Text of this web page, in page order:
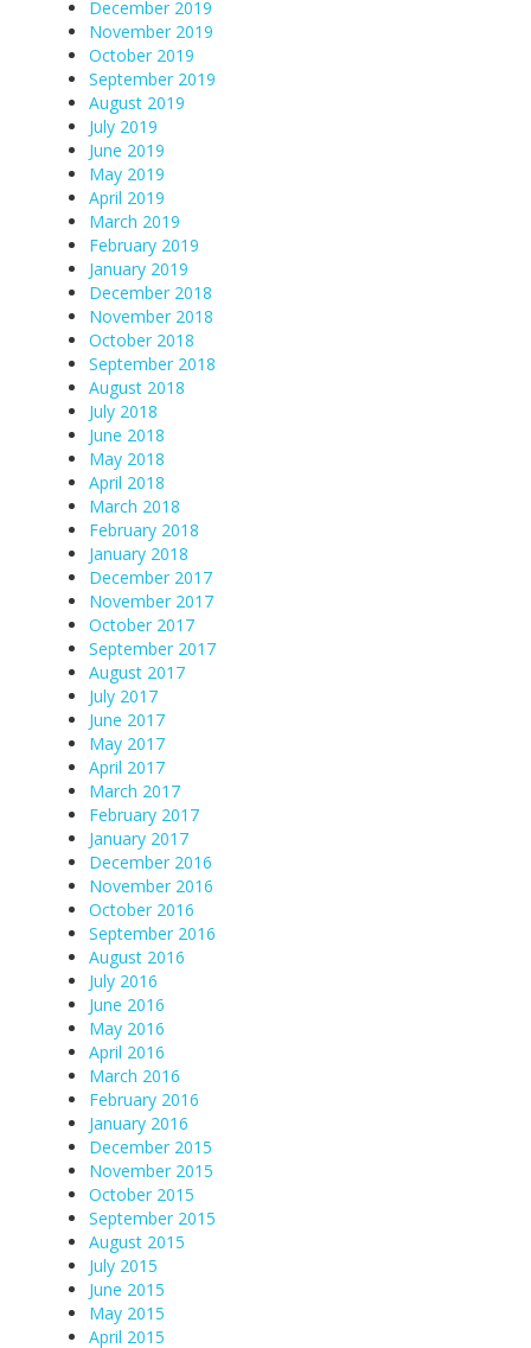
December 2019
November 2019
October 2019
September 2019
August 2019
July 2019
June 2019
May 2019
April 2019
March 2019
February 2019
January 2019
December 2018
November 2018
October 2018
September 2018
August 2018
July 2018
June 2018
May 2018
April 2018
March 2018
February 2018
January 2018
December 2017
November 2017
October 2017
September 2017
August 2017
July 2017
June 2017
May 2017
April 2017
March 2017
February 2017
January 2017
December 2016
November 2016
October 2016
September 2016
August 2016
July 2016
June 2016
May 2016
April 2016
March 2016
February 2016
January 2016
December 2015
November 2015
October 2015
September 2015
August 2015
July 2015
June 2015
May 2015
April 2015